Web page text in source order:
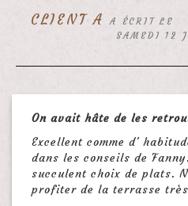
CLIENT A
A ÉCRIT LE
SAMEDI 12
On avait hâte de les
Excellent comme d'
dans les conseils de
succulent choix de plats.
profiter de la terrasse